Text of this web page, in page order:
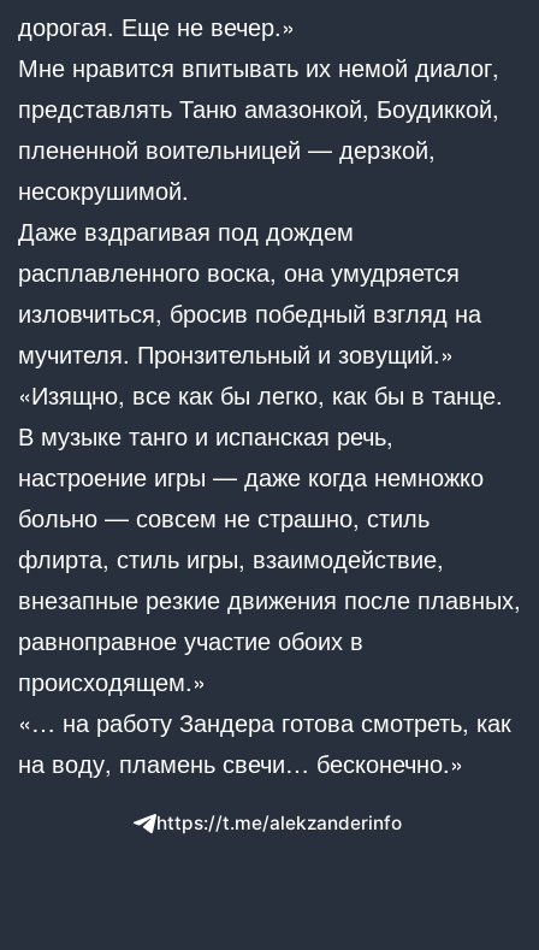
дорогая. Еще не вечер.»
Мне нравится впитывать их немой диалог,
представлять Таню амазонкой, Боудиккой,
плененной воительницей — дерзкой,
несокрушимой.
Даже вздрагивая под дождем
расплавленного воска, она умудряется
изловчиться, бросив победный взгляд на
мучителя. Пронзительный и зовущий.»
«Изящно, все как бы легко, как бы в танце.
В музыке танго и испанская речь,
настроение игры — даже когда немножко
больно — совсем не страшно, стиль
флирта, стиль игры, взаимодействие,
внезапные резкие движения после плавных,
равноправное участие обоих в
происходящем.»
«… на работу Зандера готова смотреть, как
на воду, пламень свечи… бесконечно.»
https://t.me/alekzanderinfo